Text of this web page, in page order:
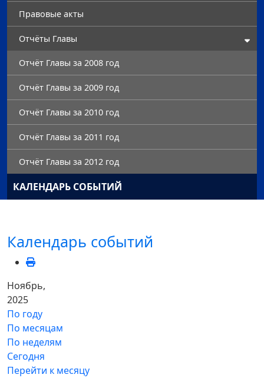
Правовые акты
Отчёты Главы
Отчёт Главы за 2008 год
Отчёт Главы за 2009 год
Отчёт Главы за 2010 год
Отчёт Главы за 2011 год
Отчёт Главы за 2012 год
КАЛЕНДАРЬ СОБЫТИЙ
Календарь событий
Ноябрь,
2025
По году
По месяцам
По неделям
Сегодня
Перейти к месяцу